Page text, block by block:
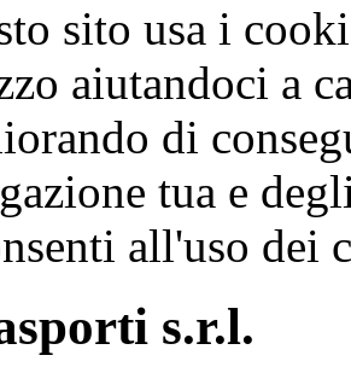
sito usa i
aiutandoci a
di
tua e
all'uso
s.r.l.